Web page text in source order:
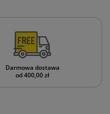
Darmowa dostawa
od 400,00 zł